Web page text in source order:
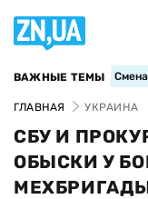
ВАЖНЫЕ ТЕМЫ
ГЛАВНАЯ УКРАИНА
СБУ И
ОБЫСКИ У